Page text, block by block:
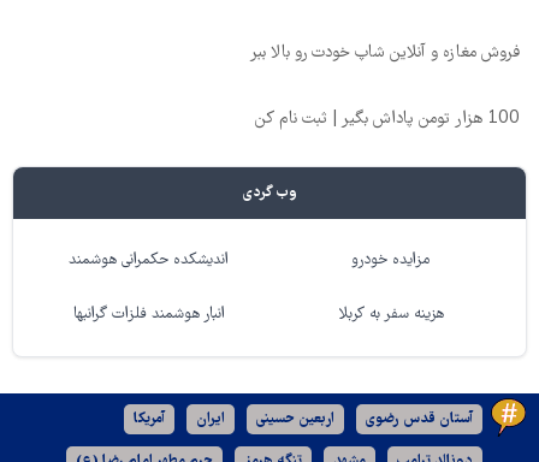
فروش مغازه و آنلاین شاپ خودت رو بالا ببر
100 هزار تومن پاداش بگیر | ثبت نام کن
وب گردی
مزایده خودرو اندیشکده حکمرانی هوشمند
هزینه سفر به کربلا انبار هوشمند فلزات گرانبها
آستان قدس رضوی اربعین حسینی ایران آمریکا